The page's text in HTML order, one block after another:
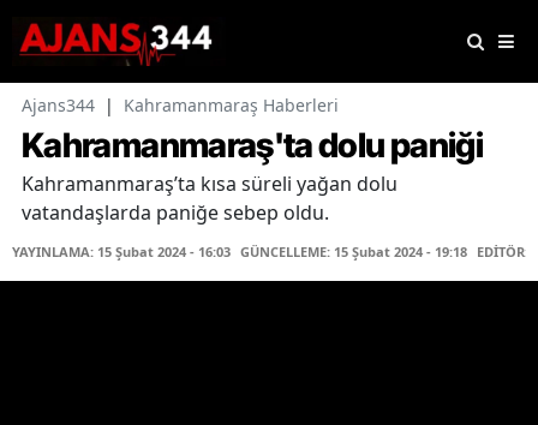
Ajans344 | Kahramanmaraş Haberleri
Kahramanmaraş'ta dolu paniği
Kahramanmaraş’ta kısa süreli yağan dolu
vatandaşlarda paniğe sebep oldu.
YAYINLAMA: 15 Şubat 2024 - 16:03 GÜNCELLEME: 15 Şubat 2024 - 19:18